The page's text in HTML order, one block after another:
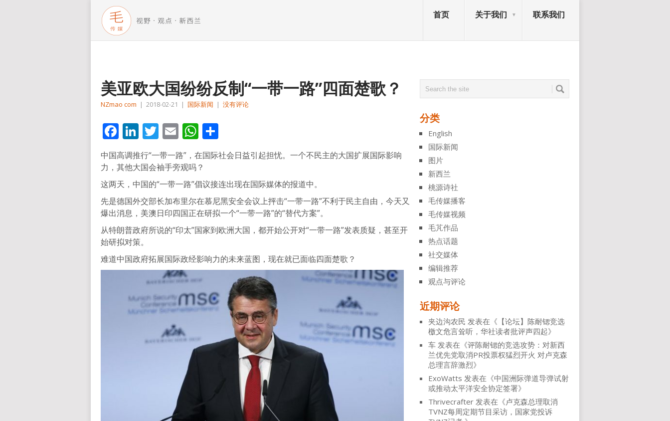
首页 关于我们 联系我们
美亚欧大国纷纷反制“一带一路”四面楚歌？
NZmao com | 2018-02-21 | 国际新闻 | 没有评论
Facebook
LinkedIn
Twitter
EmailWhatsApp
享
中国高调推行“一带一路”，在国际社会日益引起担忧。一个不民主的大国扩展国际影响
力，其他大国会袖手旁观吗？
这两天，中国的“一带一路”倡议接连出现在国际媒体的报道中。
先是德国外交部长加布里尔在慕尼黑安全会议上抨击“一带一路”不利于民主自由，今天又
爆出消息，美澳日印四国正在研拟一个“一带一路”的“替代方案”。
从特朗普政府所说的“印太”国家到欧洲大国，都开始公开对“一带一路”发表质疑，甚至开
始研拟对策。
难道中国政府拓展国际政经影响力的未来蓝图，现在就已面临四面楚歌？
分类
English
国际新闻
图片
新西兰
桃源诗社
毛传媒播客
毛传媒视频
毛芃作品
热点话题
社交媒体
编辑推荐
观点与评论
近期评论
夹边沟农民 发表在《 【论坛】陈耐锶竞选
檄文危言耸听，华社读者批评声四起》
车 发表在《评陈耐锶的竞选攻势：对新西
兰优先党取消PR投票权猛烈开火 对卢克森
总理言辞激烈》
ExoWatts 发表在《中国洲际弹道导弹试射
或推动太平洋安全协定签署》
Thrivecrafter 发表在《卢克森总理取消
TVNZ每周定期节目采访，国家党投诉